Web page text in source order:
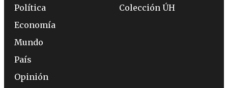
Política
Economía
Mundo
País
Opinión
Colección ÚH